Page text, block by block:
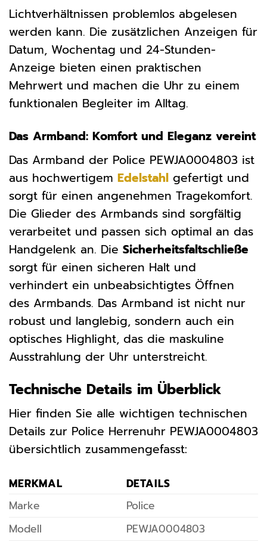
Lichtverhältnissen problemlos abgelesen
werden kann. Die zusätzlichen Anzeigen für
Datum, Wochentag und 24-Stunden-
Anzeige bieten einen praktischen
Mehrwert und machen die Uhr zu einem
funktionalen Begleiter im Alltag.
Das Armband: Komfort und Eleganz vereint
Das Armband der Police PEWJA0004803 ist
aus hochwertigem Edelstahl gefertigt und
sorgt für einen angenehmen Tragekomfort.
Die Glieder des Armbands sind sorgfältig
verarbeitet und passen sich optimal an das
Handgelenk an. Die Sicherheitsfaltschließe
sorgt für einen sicheren Halt und
verhindert ein unbeabsichtigtes Öffnen
des Armbands. Das Armband ist nicht nur
robust und langlebig, sondern auch ein
optisches Highlight, das die maskuline
Ausstrahlung der Uhr unterstreicht.
Technische Details im Überblick
Hier finden Sie alle wichtigen technischen
Details zur Police Herrenuhr PEWJA0004803
übersichtlich zusammengefasst:
MERKMAL
DETAILS
Marke
Police
Modell
PEWJA0004803